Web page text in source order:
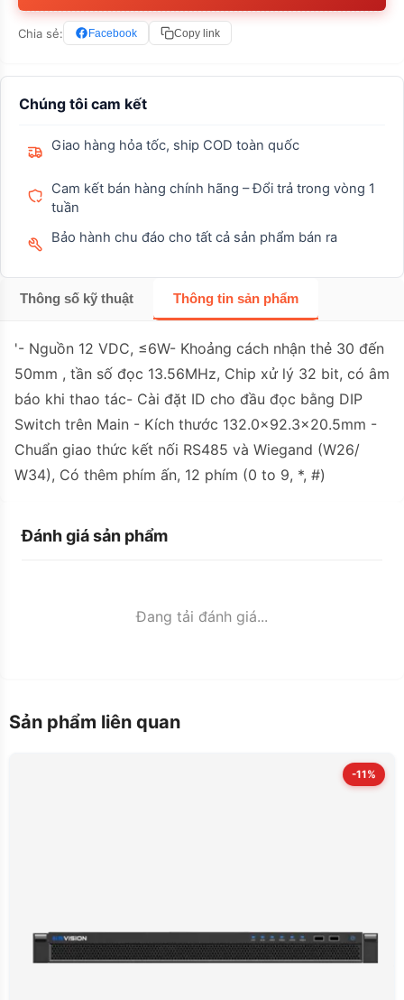
Chúng tôi cam kết
Giao hàng hỏa tốc, ship COD toàn quốc
Cam kết bán hàng chính hãng – Đổi trả trong vòng 1
tuần
Bảo hành chu đáo cho tất cả sản phẩm bán ra
Thông số kỹ thuật Thông tin sản phẩm
'- Nguồn 12 VDC, ≤6W- Khoảng cách nhận thẻ 30 đến
50mm , tần số đọc 13.56MHz, Chip xử lý 32 bit, có âm
báo khi thao tác- Cài đặt ID cho đầu đọc bằng DIP
Switch trên Main - Kích thước 132.0×92.3×20.5mm -
Chuẩn giao thức kết nối RS485 và Wiegand (W26/
W34), Có thêm phím ấn, 12 phím (0 to 9, *, #)
Đánh giá sản phẩm
Đang tải đánh giá...
Chia sẻ: Facebook Copy link
Sản phẩm liên quan
-11%